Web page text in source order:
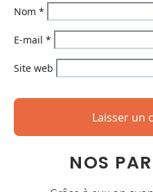
Nom *
E-mail *
Site web
NOS